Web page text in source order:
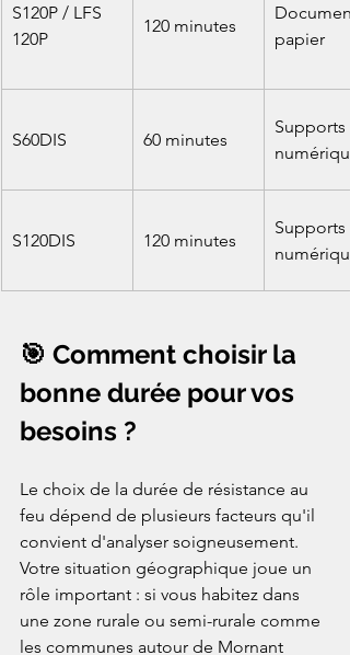
S120P / LFS
120P
120 minutes
papier
S60DIS 60 minutes
Supports
S120DIS 120 minutes
Supports
🎯 Comment choisir la
bonne durée pour vos
besoins ?
Le choix de la durée de résistance au
feu dépend de plusieurs facteurs qu'il
convient d'analyser soigneusement.
Votre situation géographique joue un
rôle important : si vous habitez dans
une zone rurale ou semi-rurale comme
les communes autour de Mornant